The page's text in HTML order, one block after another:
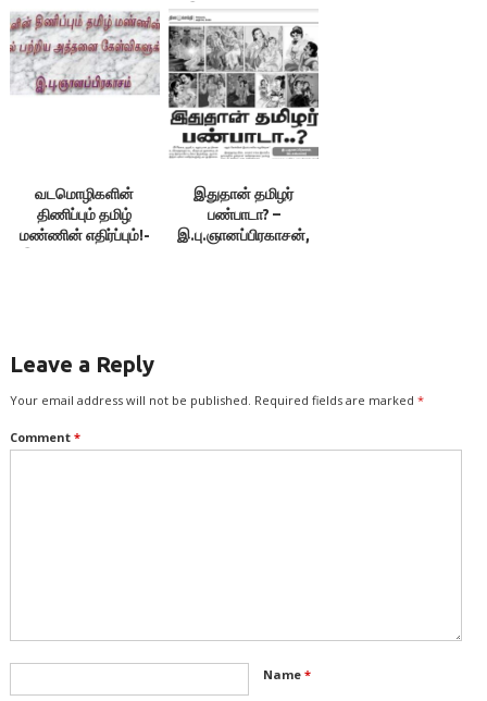
அரங்கம்
இணைய அரங்கம்,
12.09.21
வடமொழிகளின்
திணிப்பும் தமிழ்
மண்ணின் எதிர்ப்பும்!-
இதுதான் தமிழர்
பண்பாடா? –
இ.பு.ஞானப்பிரகாசன்,
Leave a Reply
Your email address will not be published. Required fields are marked *
Comment *
Name *